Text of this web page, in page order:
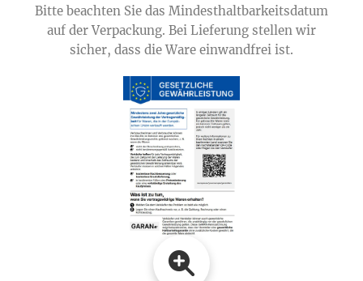
Bitte beachten Sie das Mindesthaltbarkeitsdatum
auf der Verpackung. Bei Lieferung stellen wir
sicher, dass die Ware einwandfrei ist.